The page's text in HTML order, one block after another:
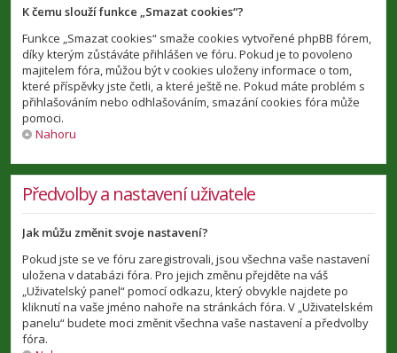
K čemu slouží funkce „Smazat cookies“?
Funkce „Smazat cookies“ smaže cookies vytvořené phpBB fórem,
díky kterým zůstáváte přihlášen ve fóru. Pokud je to povoleno
majitelem fóra, můžou být v cookies uloženy informace o tom,
které příspěvky jste četli, a které ještě ne. Pokud máte problém s
přihlašováním nebo odhlašováním, smazání cookies fóra může
pomoci.
Nahoru
Předvolby a nastavení uživatele
Jak můžu změnit svoje nastavení?
Pokud jste se ve fóru zaregistrovali, jsou všechna vaše nastavení
uložena v databázi fóra. Pro jejich změnu přejděte na váš
„Uživatelský panel“ pomocí odkazu, který obvykle najdete po
kliknutí na vaše jméno nahoře na stránkách fóra. V „Uživatelském
panelu“ budete moci změnit všechna vaše nastavení a předvolby
fóra.